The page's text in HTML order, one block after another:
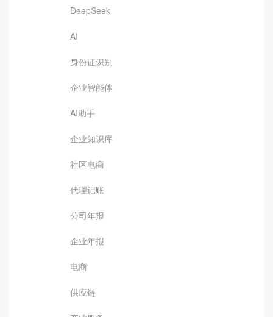
DeepSeek
AI
身份证识别
企业智能体
AI助手
企业知识库
社区电商
代理记账
公司年报
企业年报
电商
供应链